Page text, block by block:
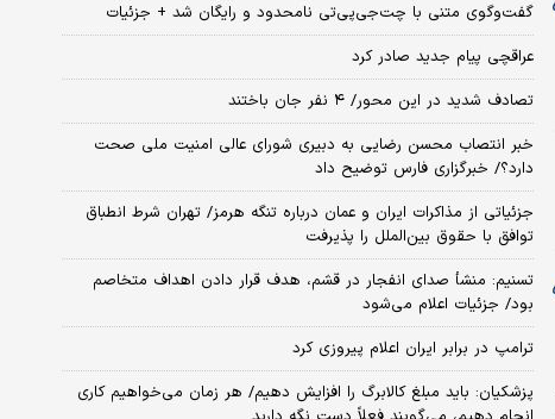
گفت‌وگوی متنی با چت‌جی‌پی‌تی نامحدود و رایگان شد + جزئیات
عراقچی پیام جدید صادر کرد
تصادف شدید در این محور/ ۴ نفر جان باختند
خبر انتصاب محسن رضایی به دبیری شورای عالی امنیت ملی صحت
دارد؟/ خبرگزاری فارس توضیح داد
جزئیاتی از مذاکرات ایران و عمان درباره تنگه هرمز/ تهران شرط انطباق
توافق با حقوق بین‌الملل را پذیرفت
تسنیم: منشأ صدای انفجار در قشم، هدف قرار دادن اهداف متخاصم
بود/ جزئیات اعلام می‌شود
ترامپ در برابر ایران اعلام پیروزی کرد
پزشکیان: باید مبلغ کالابرگ را افزایش دهیم/ هر زمان می‌خواهیم کاری